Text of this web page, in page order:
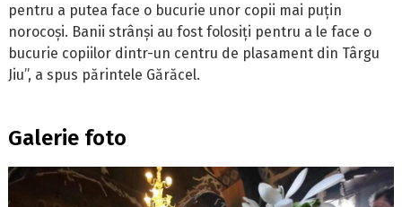
pentru a putea face o bucurie unor copii mai puțin
norocoși. Banii strânși au fost folosiți pentru a le face o
bucurie copiilor dintr-un centru de plasament din Târgu
Jiu”, a spus părintele Gărăcel.
Galerie foto